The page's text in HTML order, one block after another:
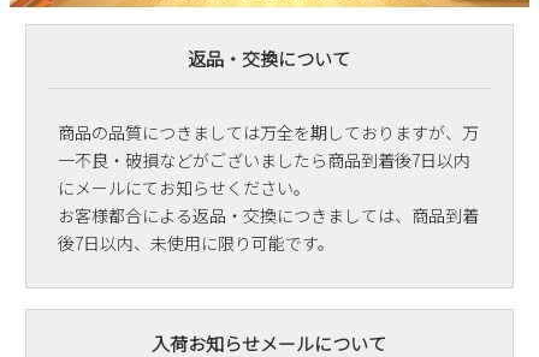
返品・交換について
商品の品質につきましては万全を期しておりますが、万
一不良・破損などがございましたら商品到着後7日以内
にメールにてお知らせください。
お客様都合による返品・交換につきましては、商品到着
後7日以内、未使用に限り可能です。
入荷お知らせメールについて